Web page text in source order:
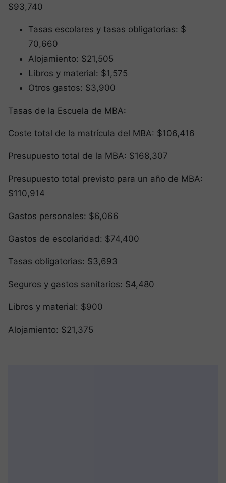
$93,740
Tasas escolares y tasas obligatorias: $
70,660
Alojamiento: $21,505
Libros y material: $1,575
Otros gastos: $3,900
Tasas de la Escuela de MBA:
Coste total de la matrícula del MBA: $106,416
Presupuesto total de la MBA: $168,307
Presupuesto total previsto para un año de MBA:
$110,914
Gastos personales: $6,066
Gastos de escolaridad: $74,400
Tasas obligatorias: $3,693
Seguros y gastos sanitarios: $4,480
Libros y material: $900
Alojamiento: $21,375